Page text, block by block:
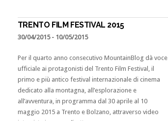
TRENTO FILM FESTIVAL 2015
30/04/2015 - 10/05/2015
Per il quarto anno consecutivo MountainBlog dà voce
ufficiale ai protagonisti del Trento Film Festival, il
primo e più antico festival internazionale di cinema
dedicato alla montagna, all’esplorazione e
all’avventura, in programma dal 30 aprile al 10
maggio 2015 a Trento e Bolzano, attraverso video